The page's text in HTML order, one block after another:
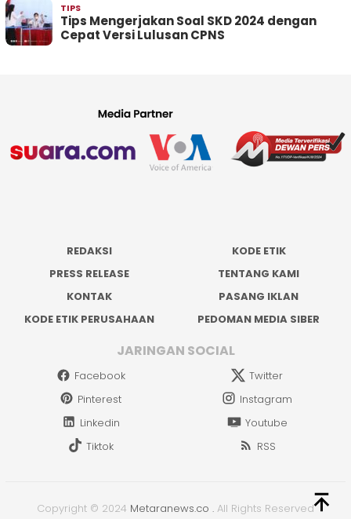
TIPS
Tips Mengerjakan Soal SKD 2024 dengan
Cepat Versi Lulusan CPNS
REDAKSI
KODE ETIK
PRESS RELEASE
TENTANG KAMI
KONTAK
PASANG IKLAN
KODE ETIK PERUSAHAAN
PEDOMAN MEDIA SIBER
JARINGAN SOCIAL
Facebook
Twitter
Pinterest
Instagram
Linkedin
Youtube
Tiktok
RSS
Copyright © 2024 Metaranews.co . All Rights Reserved